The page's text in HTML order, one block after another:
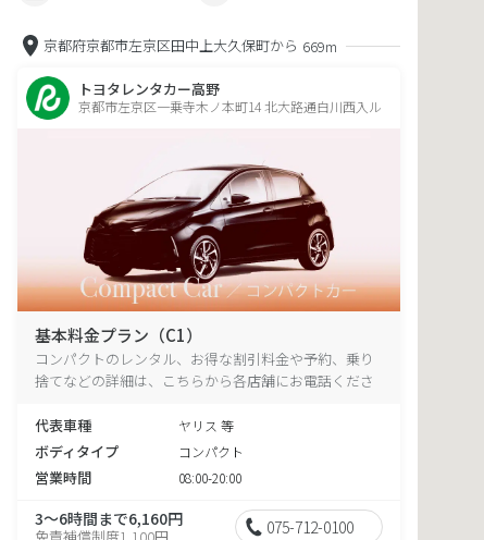
京都府京都市左京区田中上大久保町から 669m
トヨタレンタカー高野
京都市左京区一乗寺木ノ本町14 北大路通白川西入ル
基本料金プラン（C1）
コンパクトのレンタル、お得な割引料金や予約、乗り
捨てなどの詳細は、こちらから各店舗にお電話くださ
代表車種
ヤリス 等
ボディタイプ コンパクト
営業時間 08:00-20:00
3～6時間まで6,160円
免責補償制度1,100円 075-712-0100